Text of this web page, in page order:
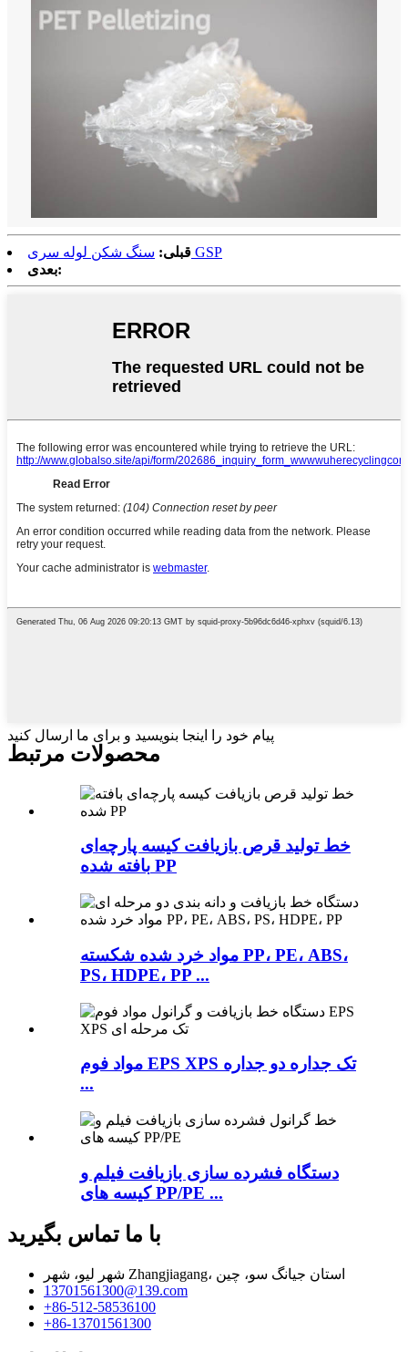
قبلی: سنگ شکن لوله سری GSP
بعدی:
پیام خود را اینجا بنویسید و برای ما ارسال کنید
محصولات مرتبط
خط تولید قرص بازیافت کیسه پارچه‌ای
بافته شده PP
مواد خرد شده شکسته PP، PE، ABS،
PS، HDPE، PP ...
مواد فوم EPS XPS تک جداره دو جداره
...
دستگاه فشرده سازی بازیافت فیلم و
کیسه های PP/PE ...
با ما تماس بگیرید
شهر لیو، شهر Zhangjiagang، استان جیانگ سو، چین
13701561300@139.com
‎+86-512-58536100‎
‎+86-13701561300‎